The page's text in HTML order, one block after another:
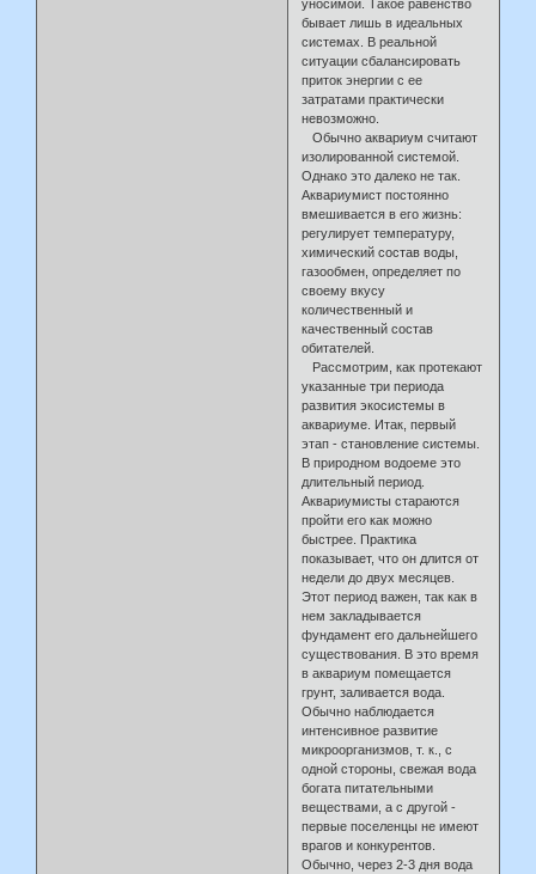
уносимой. Такое равенство
бывает лишь в идеальных
системах. В реальной
ситуации сбалансировать
приток энергии с ее
затратами практически
невозможно.
Обычно аквариум считают
изолированной системой.
Однако это далеко не так.
Аквариумист постоянно
вмешивается в его жизнь:
регулирует температуру,
химический состав воды,
газообмен, определяет по
своему вкусу
количественный и
качественный состав
обитателей.
Рассмотрим, как протекают
указанные три периода
развития экосистемы в
аквариуме. Итак, первый
этап - становление системы.
В природном водоеме это
длительный период.
Аквариумисты стараются
пройти его как можно
быстрее. Практика
показывает, что он длится от
недели до двух месяцев.
Этот период важен, так как в
нем закладывается
фундамент его дальнейшего
существования. В это время
в аквариум помещается
грунт, заливается вода.
Обычно наблюдается
интенсивное развитие
микроорганизмов, т. к., с
одной стороны, свежая вода
богата питательными
веществами, а с другой -
первые поселенцы не имеют
врагов и конкурентов.
Обычно, через 2-3 дня вода